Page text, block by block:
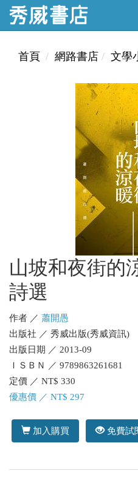
首頁 網路書店 文學
山坡和夜街的
詩選
作者 ／ 蕭開愚
出版社 ／ 秀威出版(秀威資訊)
出版日期 ／ 2013-09
ＩＳＢＮ ／ 9789863261681
定價 ／ NT$ 330
優惠價 ／ NT$ 297
加入購買 免費試